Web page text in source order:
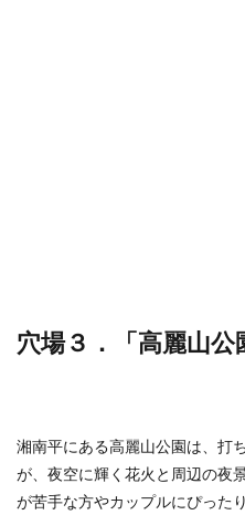
穴場３．「高麗山公
湘南平にある高麗山公園は、打
が、夜空に輝く花火と周辺の夜
が苦手な方やカップルにぴった